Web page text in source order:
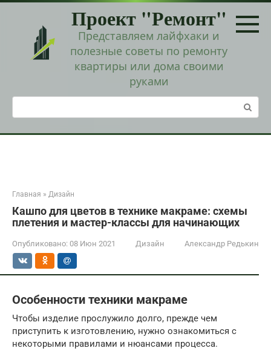
Перейти
Проект "Ремонт"
Представляем лайфхаки и
полезные советы по ремонту
квартиры или дома своими
руками
Поиск:
Главная » Дизайн
Кашпо для цветов в технике макраме: схемы
плетения и мастер-классы для начинающих
Опубликовано: 08 Июн 2021 Дизайн Александр Редькин
Особенности техники макраме
Чтобы изделие прослужило долго, прежде чем
приступить к изготовлению, нужно ознакомиться с
некоторыми правилами и нюансами процесса.